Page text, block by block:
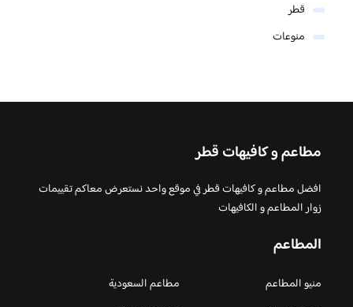
قطر
منوعات
مطاعم و كافيهات قطر
افضل مطاعم و كافيهات قطر في موقع واحد نستعرض معاكم تقييمات
زوار المطاعم و الكافيهات
المطاعم
منيو المطاعم
مطاعم السعودية